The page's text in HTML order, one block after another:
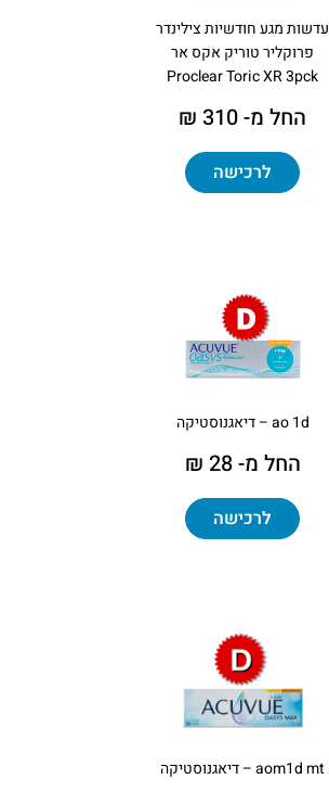
עדשות מגע חודשיות צילינדר
פרוקליר טוריק אקס אר
Proclear Toric XR 3pck
החל מ- 310 ₪
לרכישה
ao 1d – דיאגנוסטיקה
החל מ- 28 ₪
לרכישה
aom1d mt – דיאגנוסטיקה